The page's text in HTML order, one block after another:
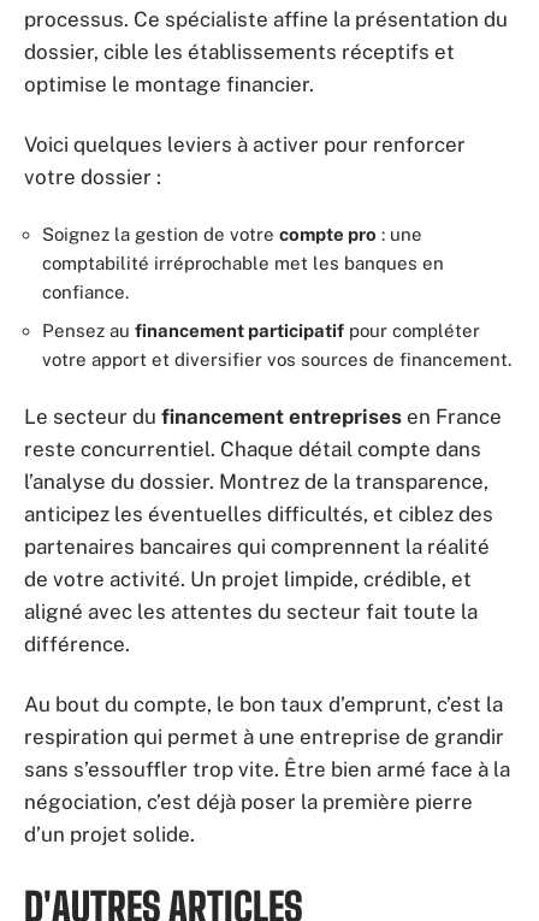
processus. Ce spécialiste affine la présentation du
dossier, cible les établissements réceptifs et
optimise le montage financier.
Voici quelques leviers à activer pour renforcer
votre dossier :
Soignez la gestion de votre compte pro : une
comptabilité irréprochable met les banques en
confiance.
Pensez au financement participatif pour compléter
votre apport et diversifier vos sources de financement.
Le secteur du financement entreprises en France
reste concurrentiel. Chaque détail compte dans
l’analyse du dossier. Montrez de la transparence,
anticipez les éventuelles difficultés, et ciblez des
partenaires bancaires qui comprennent la réalité
de votre activité. Un projet limpide, crédible, et
aligné avec les attentes du secteur fait toute la
différence.
Au bout du compte, le bon taux d’emprunt, c’est la
respiration qui permet à une entreprise de grandir
sans s’essouffler trop vite. Être bien armé face à la
négociation, c’est déjà poser la première pierre
d’un projet solide.
D'AUTRES ARTICLES